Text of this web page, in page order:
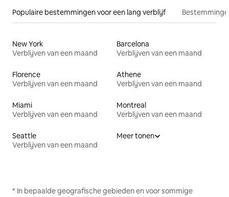
Populaire bestemmingen voor een lang verblijf
New York
Verblijven van een maand
Barcelona
Verblijven van een maand
Florence
Verblijven van een maand
Athene
Verblijven van een maand
Miami
Verblijven van een maand
Montreal
Verblijven van een maand
Seattle
Verblijven van een maand
Meer tonen
* In bepaalde geografische gebieden en voor sommige